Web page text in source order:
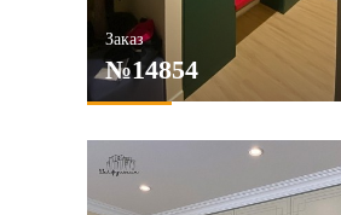
Заказ
№14854